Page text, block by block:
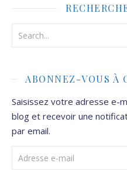
ABONNEZ-VOUS À
Saisissez votre adresse e-
blog et recevoir une
par email.
Adresse e-mail